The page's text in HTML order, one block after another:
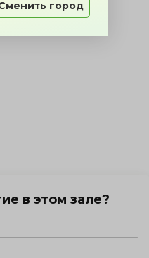
город
в этом зале?